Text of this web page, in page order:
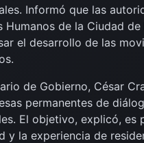
Informó que las
Humanos de la Ciudad
el desarrollo de las
de Gobierno, César
permanentes de
El objetivo, explicó,
y la experiencia de